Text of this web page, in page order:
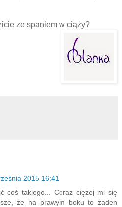
ze spaniem w ciąży?
2015 16:41
coś takiego... Coraz ciężej mi się
że na prawym boku to żaden